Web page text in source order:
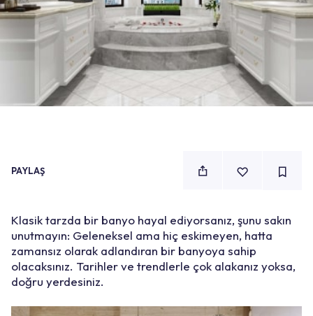
PAYLAŞ
Klasik tarzda bir banyo hayal ediyorsanız, şunu sakın
unutmayın: Geleneksel ama hiç eskimeyen, hatta
zamansız olarak adlandıran bir banyoya sahip
olacaksınız. Tarihler ve trendlerle çok alakanız yoksa,
doğru yerdesiniz.